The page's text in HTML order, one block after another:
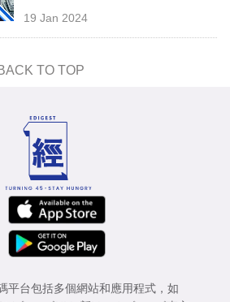
19 Jan 2024
BACK TO TOP
平台包括多個網站和應用程式，如